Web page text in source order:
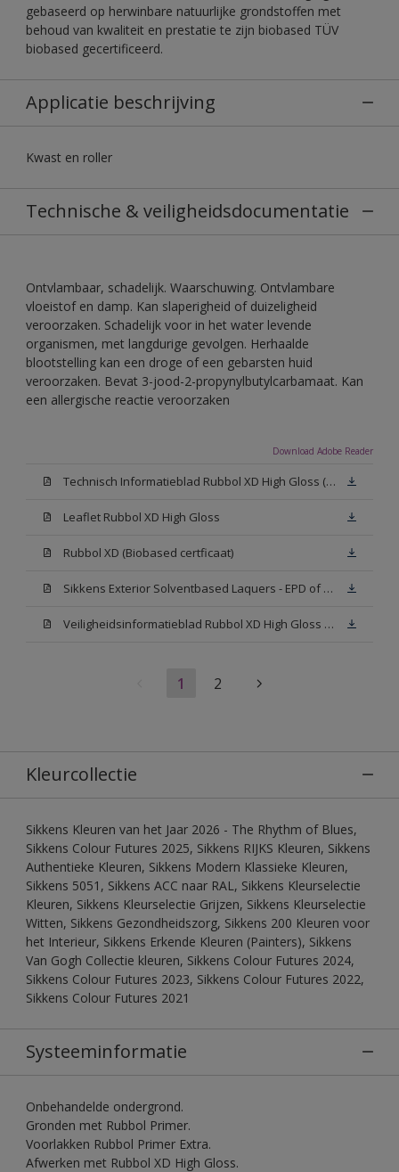
gebaseerd op herwinbare natuurlijke grondstoffen met
behoud van kwaliteit en prestatie te zijn biobased TÜV
biobased gecertificeerd.
Applicatie beschrijving
Kwast en roller
Technische & veiligheidsdocumentatie
Ontvlambaar, schadelijk. Waarschuwing. Ontvlambare
vloeistof en damp. Kan slaperigheid of duizeligheid
veroorzaken. Schadelijk voor in het water levende
organismen, met langdurige gevolgen. Herhaalde
blootstelling kan een droge of een gebarsten huid
veroorzaken. Bevat 3-jood-2-propynylbutylcarbamaat. Kan
een allergische reactie veroorzaken
Download Adobe Reader
Technisch Informatieblad Rubbol XD High Gloss (PDF)
Leaflet Rubbol XD High Gloss
Rubbol XD (Biobased certficaat)
Sikkens Exterior Solventbased Laquers - EPD of Milieuproductverklaring
Veiligheidsinformatieblad Rubbol XD High Gloss White W05 (MSDS)
1 2
Kleurcollectie
Sikkens Kleuren van het Jaar 2026 - The Rhythm of Blues,
Sikkens Colour Futures 2025, Sikkens RIJKS Kleuren, Sikkens
Authentieke Kleuren, Sikkens Modern Klassieke Kleuren,
Sikkens 5051, Sikkens ACC naar RAL, Sikkens Kleurselectie
Kleuren, Sikkens Kleurselectie Grijzen, Sikkens Kleurselectie
Witten, Sikkens Gezondheidszorg, Sikkens 200 Kleuren voor
het Interieur, Sikkens Erkende Kleuren (Painters), Sikkens
Van Gogh Collectie kleuren, Sikkens Colour Futures 2024,
Sikkens Colour Futures 2023, Sikkens Colour Futures 2022,
Sikkens Colour Futures 2021
Systeeminformatie
Onbehandelde ondergrond.
Gronden met Rubbol Primer.
Voorlakken Rubbol Primer Extra.
Afwerken met Rubbol XD High Gloss.